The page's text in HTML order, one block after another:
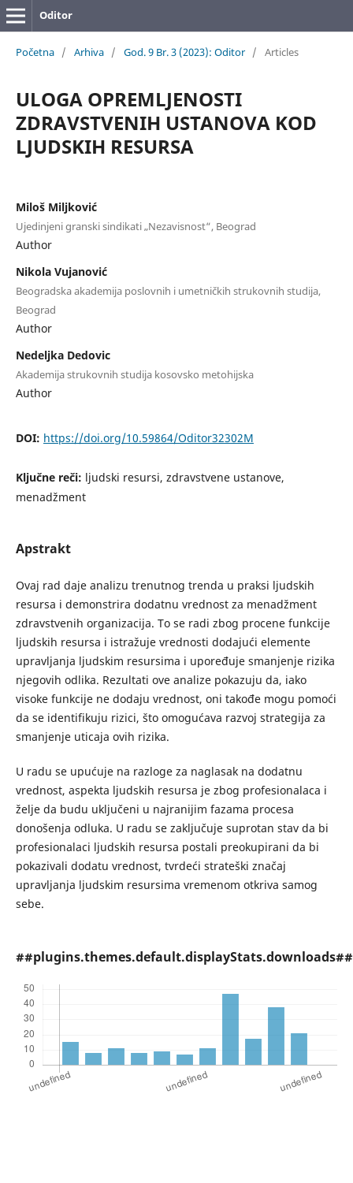
Oditor
Početna / Arhiva / God. 9 Br. 3 (2023): Oditor / Articles
ULOGA OPREMLJENOSTI
ZDRAVSTVENIH USTANOVA KOD
LJUDSKIH RESURSA
Miloš Miljković
Ujedinjeni granski sindikati „Nezavisnost“, Beograd
Author
Nikola Vujanović
Beogradska akademija poslovnih i umetničkih strukovnih studija,
Beograd
Author
Nedeljka Dedovic
Akademija strukovnih studija kosovsko metohijska
Author
DOI: https://doi.org/10.59864/Oditor32302M
Ključne reči: ljudski resursi, zdravstvene ustanove,
menadžment
Apstrakt
Ovaj rad daje analizu trenutnog trenda u praksi lјudskih
resursa i demonstrira dodatnu vrednost za menadžment
zdravstvenih organizacija. To se radi zbog procene funkcije
lјudskih resursa i istražuje vrednosti dodajući elemente
upravlјanja lјudskim resursima i upoređuje smanjenje rizika
njegovih odlika. Rezultati ove analize pokazuju da, iako
visoke funkcije ne dodaju vrednost, oni takođe mogu pomoći
da se identifikuju rizici, što omogućava razvoj strategija za
smanjenje uticaja ovih rizika.
U radu se upućuje na razloge za naglasak na dodatnu
vrednost, aspekta lјudskih resursa je zbog profesionalaca i
želјe da budu uklјučeni u najranijim fazama procesa
donošenja odluka. U radu se zaklјučuje suprotan stav da bi
profesionalaci lјudskih resursa postali preokupirani da bi
pokazivali dodatu vrednost, tvrdeći strateški značaj
upravlјanja lјudskim resursima vremenom otkriva samog
sebe.
##plugins.themes.default.displayStats.downloads##